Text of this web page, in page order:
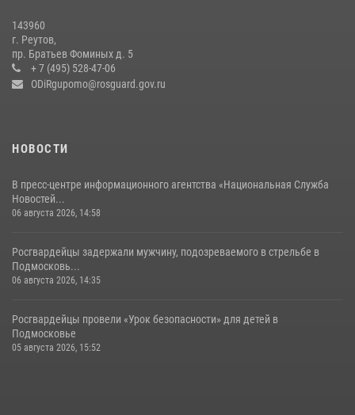
сотрудников спецподразделений в преодолении полосы
препятствий со стрельбой
14 июля 2026, 15:13
143960
г. Реутов,
пр. Братьев Фоминых д. 5
+ 7 (495) 528-47-06
ODiRgupomo@rosguard.gov.ru
НОВОСТИ
В пресс-центре информационного агентства «Национальная Служба
Новостей...
06 августа 2026, 14:58
Росгвардейцы задержали мужчину, подозреваемого в стрельбе в
Подмосковь...
06 августа 2026, 14:35
Росгвардейцы провели «Урок безопасности» для детей в
Подмосковье
05 августа 2026, 15:52